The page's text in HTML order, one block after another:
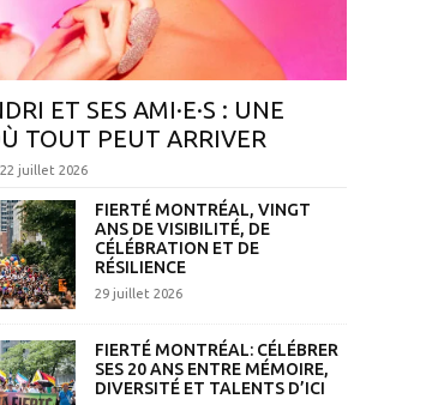
ET SES AMI·E·S : UNE
TOUT PEUT ARRIVER
22 juillet 2026
FIERTÉ MONTRÉAL, VINGT
ANS DE VISIBILITÉ, DE
CÉLÉBRATION ET DE
RÉSILIENCE
29 juillet 2026
FIERTÉ MONTRÉAL: CÉLÉBRER
SES 20 ANS ENTRE MÉMOIRE,
DIVERSITÉ ET TALENTS D’ICI